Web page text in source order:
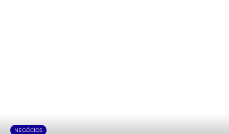
NEGÓCIOS